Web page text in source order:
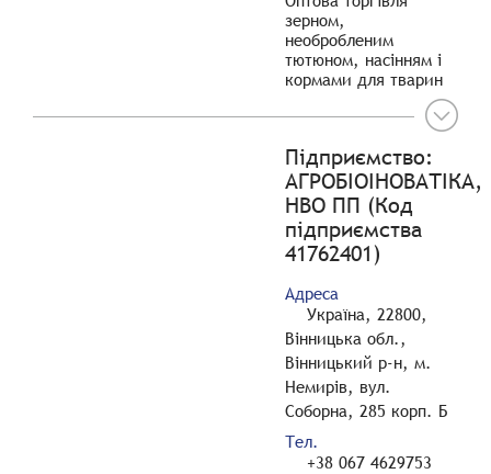
зерном,
необробленим
тютюном, насінням і
кормами для тварин
Підприємство:
АГРОБІОІНОВАТІКА,
НВО ПП (Код
підприємства
41762401)
Адреса
Україна, 22800,
Вінницька обл.,
Вінницький р-н, м.
Немирів, вул.
Соборна, 285 корп. Б
Тел.
+38 067 4629753